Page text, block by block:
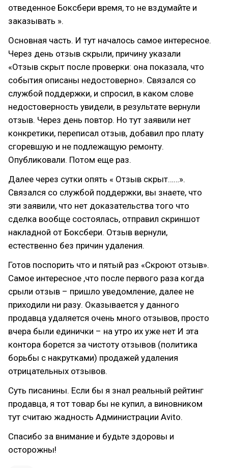
отведенное Боксбери время, то не вздумайте и
заказывать ».
Основная часть. И тут началось самое интересное.
Через день отзыв скрыли, причину указали
«Отзыв скрыт после проверки: она показала, что
события описаны недостоверно». Связался со
службой поддержки, и спросил, в каком слове
недостоверность увидели, в результате вернули
отзыв. Через день повтор. Но тут заявили нет
конкретики, переписал отзыв, добавил про плату
сгоревшую и не подлежащую ремонту.
Опубликовали. Потом еще раз.
Далее через сутки опять « Отзыв скрыт……».
Связался со службой поддержки, вы знаете, что
эти заявили, что нет доказательства того что
сделка вообще состоялась, отправил скриншот
накладной от Боксбери. Отзыв вернули,
естественно без причин удаления.
Готов поспорить что и пятый раз «Скроют отзыв».
Самое интересное ,что после первого раза когда
срыли отзыв – пришло уведомление, далее не
приходили ни разу. Оказывается у данного
продавца удаляется очень много отзывов, просто
вчера были единички – на утро их уже нет И эта
контора борется за чистоту отзывов (политика
борьбы с накрутками) продажей удаления
отрицательных отзывов.
Суть писанины. Если бы я знал реальный рейтинг
продавца, я тот товар бы не купил, а виновником
тут считаю жадность Администрации Avito.
Спасибо за внимание и будьте здоровы и
осторожны!